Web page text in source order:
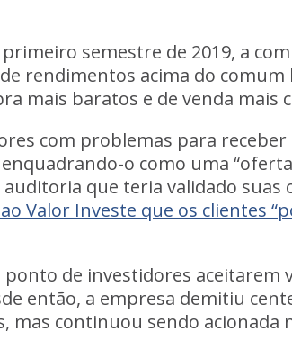
semestre de 2019, a
rendimentos acima do comum
mais baratos e de venda mais
com problemas para receber
o como uma
que teria validado suas
Valor Investe que os clientes
de investidores aceitarem
então, a empresa demitiu
mas continuou sendo acionada